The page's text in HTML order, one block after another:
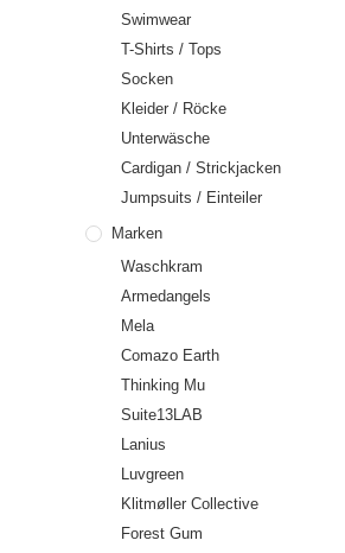
Swimwear
T-Shirts / Tops
Socken
Kleider / Röcke
Unterwäsche
Cardigan / Strickjacken
Jumpsuits / Einteiler
Marken
Waschkram
Armedangels
Mela
Comazo Earth
Thinking Mu
Suite13LAB
Lanius
Luvgreen
Klitmøller Collective
Forest Gum